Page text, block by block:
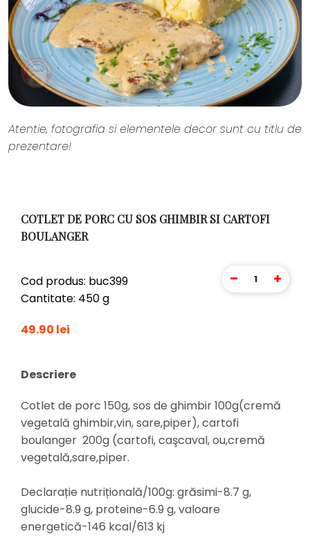
Atentie, fotografia si elementele decor sunt cu titlu de
prezentare!
COTLET DE PORC CU SOS GHIMBIR SI CARTOFI
BOULANGER
Cod produs: buc399
Cantitate: 450 g
49.90 lei
1
Descriere
Cotlet de porc 150g, sos de ghimbir 100g(cremă
vegetală ghimbir,vin, sare,piper), cartofi
boulanger 200g (cartofi, caşcaval, ou,cremă
vegetală,sare,piper.
Declarație nutrițională/100g: grăsimi-8.7 g,
glucide-8.9 g, proteine-6.9 g, valoare
energetică-146 kcal/613 kj